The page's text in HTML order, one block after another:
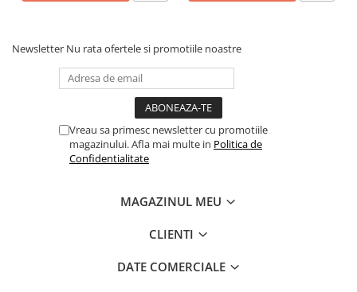
Newsletter Nu rata ofertele si promotiile noastre
Vreau sa primesc newsletter cu promotiile
magazinului. Afla mai multe in Politica de
Confidentialitate
MAGAZINUL MEU
CLIENTI
DATE COMERCIALE